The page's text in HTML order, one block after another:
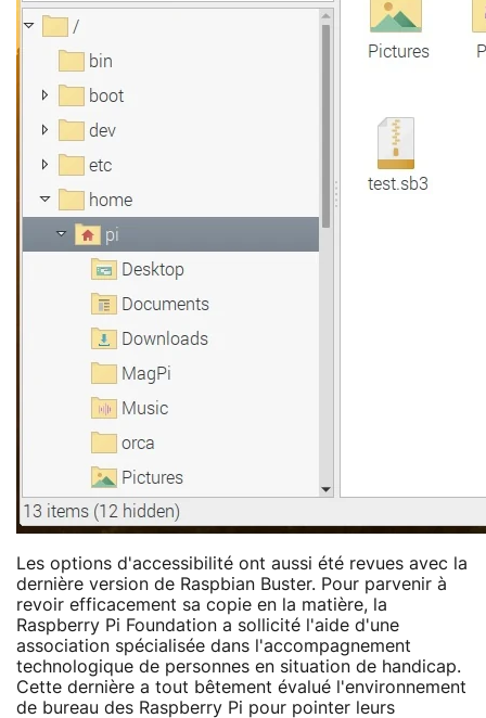
Les options d'accessibilité ont aussi été revues avec la
dernière version de Raspbian Buster. Pour parvenir à
revoir efficacement sa copie en la matière, la
Raspberry Pi Foundation a sollicité l'aide d'une
association spécialisée dans l'accompagnement
technologique de personnes en situation de handicap.
Cette dernière a tout bêtement évalué l'environnement
de bureau des Raspberry Pi pour pointer leurs